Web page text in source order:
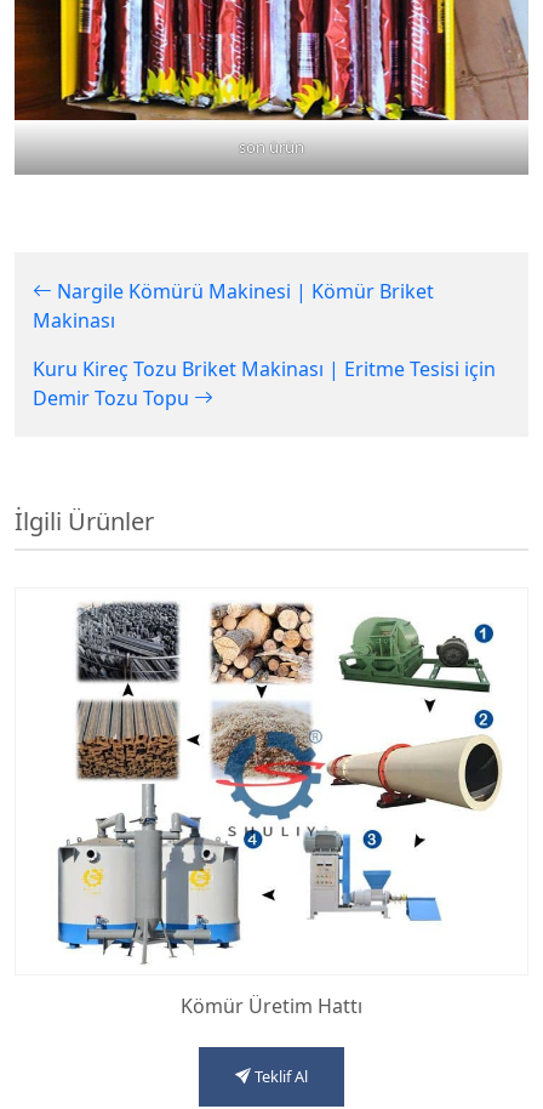
son ürün
Nargile Kömürü Makinesi | Kömür Briket
Makinası
Kuru Kireç Tozu Briket Makinası | Eritme Tesisi için
Demir Tozu Topu
İlgili Ürünler
Kömür Üretim Hattı
Teklif Al